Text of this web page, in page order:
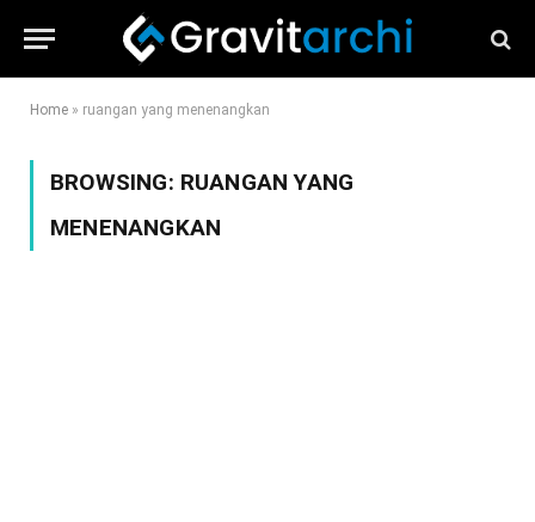
Home » ruangan yang menenangkan
BROWSING: RUANGAN YANG
MENENANGKAN